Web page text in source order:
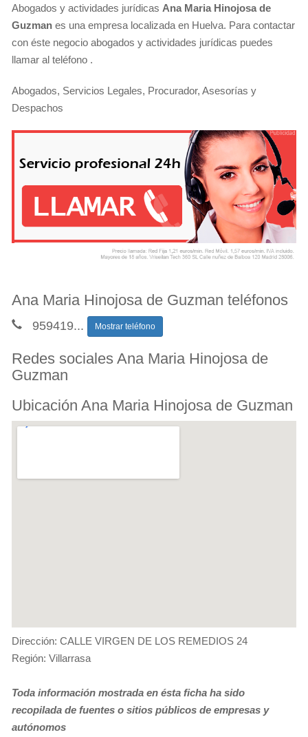
Abogados y actividades jurídicas Ana Maria Hinojosa de
Guzman es una empresa localizada en Huelva. Para contactar
con éste negocio abogados y actividades jurídicas puedes
llamar al teléfono .
Abogados, Servicios Legales, Procurador, Asesorías y
Despachos
Ana Maria Hinojosa de Guzman teléfonos
959419... Mostrar teléfono
Redes sociales Ana Maria Hinojosa de
Guzman
Ubicación Ana Maria Hinojosa de Guzman
Dirección: CALLE VIRGEN DE LOS REMEDIOS 24
Región: Villarrasa
Toda información mostrada en ésta ficha ha sido
recopilada de fuentes o sitios públicos de empresas y
autónomos